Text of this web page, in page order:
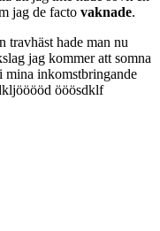
jag de facto vaknade.
travhäst hade man nu
jag kommer att somna
mina inkomstbringande
ööösdklf